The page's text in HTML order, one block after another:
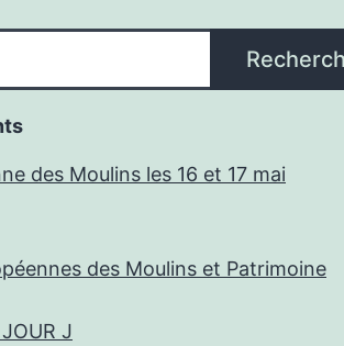
des Moulins les 16 et 17 mai
des Moulins et Patrimoine
J